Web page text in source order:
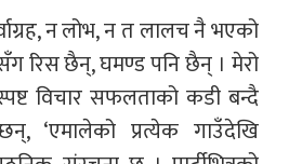
न लोभ, न त लालच नै भएको
रिस छैन्, घमण्ड पनि छैन् । मेरो
विचार सफलताको कडी बन्दै
‘एमालेको प्रत्येक गाउँदेखि